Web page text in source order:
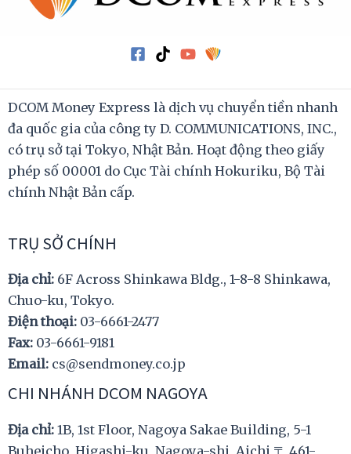
DCOM Money Express là dịch vụ chuyển tiền nhanh
đa quốc gia của công ty D. COMMUNICATIONS, INC.,
có trụ sở tại Tokyo, Nhật Bản. Hoạt động theo giấy
phép số 00001 do Cục Tài chính Hokuriku, Bộ Tài
chính Nhật Bản cấp.
TRỤ SỞ CHÍNH
Địa chỉ: 6F Across Shinkawa Bldg., 1-8-8 Shinkawa,
Chuo-ku, Tokyo.
Điện thoại: 03-6661-2477
Fax: 03-6661-9181
Email: cs@sendmoney.co.jp
CHI NHÁNH DCOM NAGOYA
Địa chỉ: 1B, 1st Floor, Nagoya Sakae Building, 5-1
Buheicho, Higashi-ku, Nagoya-shi, Aichi 〒 461-